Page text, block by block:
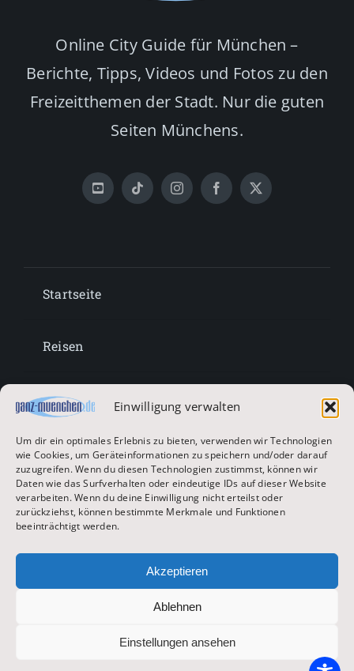
Einwilligung verwalten
Um dir ein optimales Erlebnis zu bieten, verwenden wir Technologien
wie Cookies, um Geräteinformationen zu speichern und/oder darauf
zuzugreifen. Wenn du diesen Technologien zustimmst, können wir
Daten wie das Surfverhalten oder eindeutige IDs auf dieser Website
verarbeiten. Wenn du deine Einwilligung nicht erteilst oder
zurückziehst, können bestimmte Merkmale und Funktionen
beeinträchtigt werden.
Akzeptieren
Ablehnen
Einstellungen ansehen
Online City Guide für München –
Berichte, Tipps, Videos und Fotos zu den
Freizeitthemen der Stadt. Nur die guten
Seiten Münchens.
Startseite
Reisen
Lifestyle
Entertainment
Oktoberfest & Volksfeste
Zur Hauptseite